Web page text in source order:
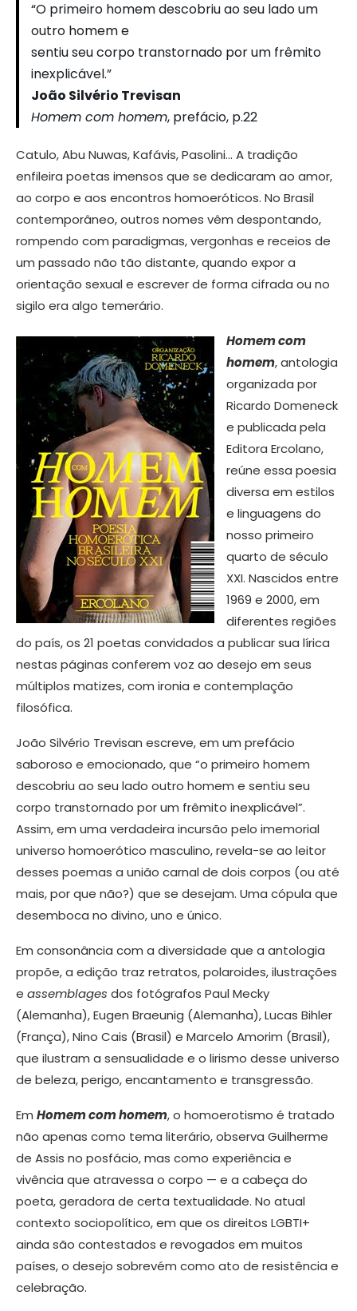
“O primeiro homem descobriu ao seu lado um
outro homem e
sentiu seu corpo transtornado por um frêmito
inexplicável.”
João Silvério Trevisan
Homem com homem, prefácio, p.22
Catulo, Abu Nuwas, Kafávis, Pasolini… A tradição
enfileira poetas imensos que se dedicaram ao amor,
ao corpo e aos encontros homoeróticos. No Brasil
contemporâneo, outros nomes vêm despontando,
rompendo com paradigmas, vergonhas e receios de
um passado não tão distante, quando expor a
orientação sexual e escrever de forma cifrada ou no
sigilo era algo temerário.
Homem com
homem, antologia
organizada por
Ricardo Domeneck
e publicada pela
Editora Ercolano,
reúne essa poesia
diversa em estilos
e linguagens do
nosso primeiro
quarto de século
XXI. Nascidos entre
1969 e 2000, em
diferentes regiões
do país, os 21 poetas convidados a publicar sua lírica
nestas páginas conferem voz ao desejo em seus
múltiplos matizes, com ironia e contemplação
filosófica.
João Silvério Trevisan escreve, em um prefácio
saboroso e emocionado, que “o primeiro homem
descobriu ao seu lado outro homem e sentiu seu
corpo transtornado por um frêmito inexplicável”.
Assim, em uma verdadeira incursão pelo imemorial
universo homoerótico masculino, revela-se ao leitor
desses poemas a união carnal de dois corpos (ou até
mais, por que não?) que se desejam. Uma cópula que
desemboca no divino, uno e único.
Em consonância com a diversidade que a antologia
propõe, a edição traz retratos, polaroides, ilustrações
e assemblages dos fotógrafos Paul Mecky
(Alemanha), Eugen Braeunig (Alemanha), Lucas Bihler
(França), Nino Cais (Brasil) e Marcelo Amorim (Brasil),
que ilustram a sensualidade e o lirismo desse universo
de beleza, perigo, encantamento e transgressão.
Em Homem com homem, o homoerotismo é tratado
não apenas como tema literário, observa Guilherme
de Assis no posfácio, mas como experiência e
vivência que atravessa o corpo — e a cabeça do
poeta, geradora de certa textualidade. No atual
contexto sociopolítico, em que os direitos LGBTI+
ainda são contestados e revogados em muitos
países, o desejo sobrevém como ato de resistência e
celebração.